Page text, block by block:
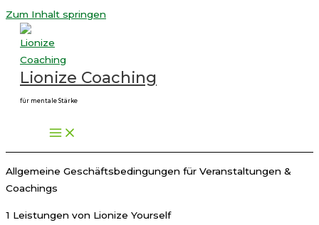
Zum Inhalt springen
Lionize Coaching
für mentale Stärke
Allgemeine Geschäftsbedingungen für Veranstaltungen &
Coachings
1 Leistungen von Lionize Yourself